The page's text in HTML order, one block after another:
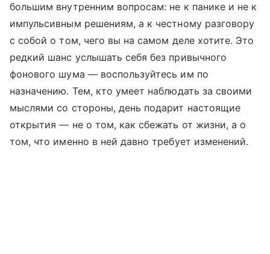
большим внутренним вопросам: не к панике и не к
импульсивным решениям, а к честному разговору
с собой о том, чего вы на самом деле хотите. Это
редкий шанс услышать себя без привычного
фонового шума — воспользуйтесь им по
назначению. Тем, кто умеет наблюдать за своими
мыслями со стороны, день подарит настоящие
открытия — не о том, как сбежать от жизни, а о
том, что именно в ней давно требует изменений.